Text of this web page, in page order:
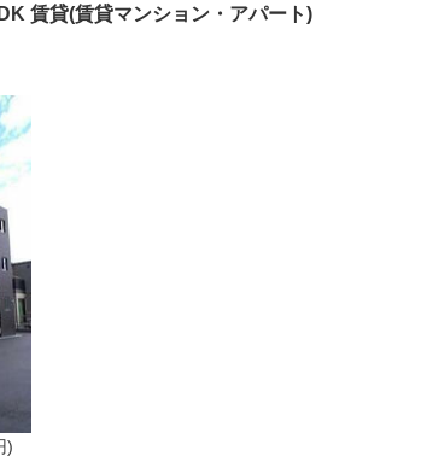
賃貸(賃貸マンション・アパート)
)